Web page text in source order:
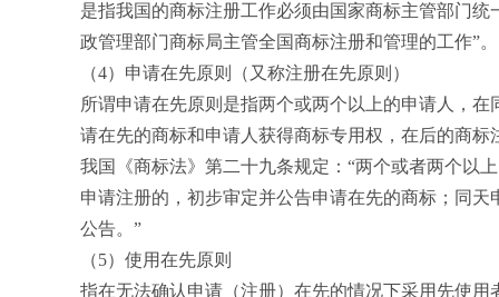
是指我国的商标注册工作必须由国家商标主管部门
政管理部门商标局主管全国商标注册和管理的工作”。
（4）申请在先原则（又称注册在先原则）
所谓申请在先原则是指两个或两个以上的申请人，
请在先的商标和申请人获得商标专用权，在后的商标
我国《商标法》第二十九条规定：“两个或者两个以
申请注册的，初步审定并公告申请在先的商标；同
公告。”
（5）使用在先原则
指在无法确认申请（注册）在先的情况下采用先使